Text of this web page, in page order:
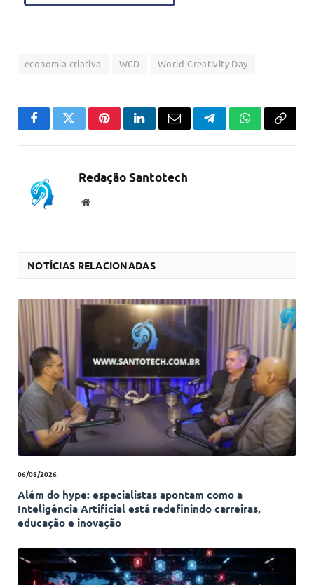
economia criativa WCD World Creativity Day
FacebookTwitterPinterestLinkedInEmail TelegramWhatsApp
Copiar
Redação Santotech
Website
NOTÍCIAS RELACIONADAS
06/08/2026
Além do hype: especialistas apontam como a
Inteligência Artificial está redefinindo carreiras,
educação e inovação